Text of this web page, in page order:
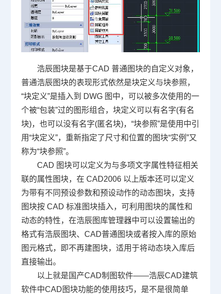
浩辰图块是基于CAD 普通图块的自定义对象，
普通浩辰图块的表现形式依然是块定义与块参照，
“块定义”是插入到 DWG图中，可以被多次使用的一
个被“包装”过的图形组合，块定义可以有名字(有名
块)，也可以没有名字(匿名块)，“块参照”是使用中引
用“块定义”，重新指定了尺寸和位置的图块“实例”又
称为“块参照”。
CAD 图块可以定义为与多项文字属性特征相关
联的属性图块，在 CAD2006 以上版本还可以定义
为带有不同预设参数和预设动作的动态图块，支持
图块按 CAD 标准图块插入，可利用图块的属性和
动态的特性，在浩辰图库管理器中可以设置输出的
格式有浩辰图块、CAD普通图块或者按入库的原始
图元格式，即不再建图块，适用于将动态块入库后
直接输出。
以上就是国产CAD制图软件——浩辰CAD建筑
软件中CAD图块功能的使用技巧，是不是很简单